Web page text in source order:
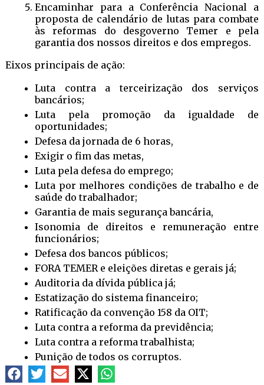
Encaminhar para a Conferência Nacional a
proposta de calendário de lutas para combate
às reformas do desgoverno Temer e pela
garantia dos nossos direitos e dos empregos.
Eixos principais de ação:
Luta contra a terceirização dos serviços
bancários;
Luta pela promoção da igualdade de
oportunidades;
Defesa da jornada de 6 horas,
Exigir o fim das metas,
Luta pela defesa do emprego;
Luta por melhores condições de trabalho e de
saúde do trabalhador;
Garantia de mais segurança bancária,
Isonomia de direitos e remuneração entre
funcionários;
Defesa dos bancos públicos;
FORA TEMER e eleições diretas e gerais já;
Auditoria da dívida pública já;
Estatização do sistema financeiro;
Ratificação da convenção 158 da OIT;
Luta contra a reforma da previdência;
Luta contra a reforma trabalhista;
Punição de todos os corruptos.